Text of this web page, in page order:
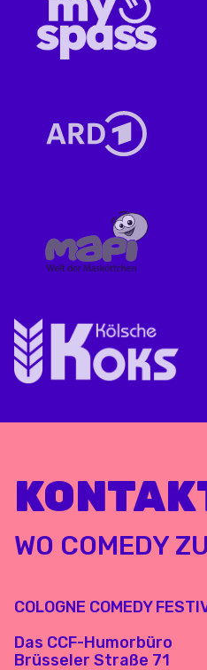
WO COMEDY
COLOGNE COMEDY
Das CCF-Humorbüro
Brüsseler Straße 71